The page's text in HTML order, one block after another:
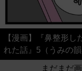
【漫画】『鼻整形
れた話』5（うみの韻
まだまだ